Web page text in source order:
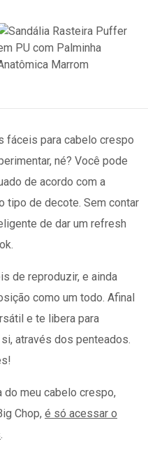
fáceis para cabelo crespo
né? Você pode
de acordo com a
tipo de decote. Sem contar
de dar um refresh
de reproduzir, e ainda
como um todo. Afinal
e te libera para
através dos penteados.
meu cabelo crespo,
Chop, é só acessar o
.